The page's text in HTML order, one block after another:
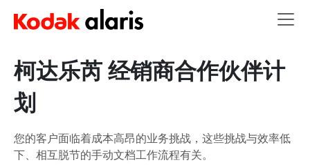
Skip to main content
柯达乐芮 经销商合作伙伴计
划
您的客户面临着成本高昂的业务挑战，这些挑战与效率低
下、相互脱节的手动文档工作流程有关。